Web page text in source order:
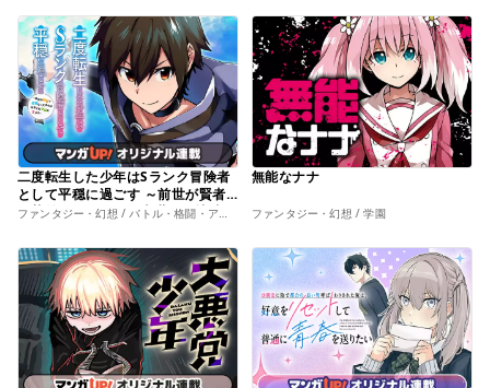
二度転生した少年はSランク冒険者
として平穏に過ごす ～前世が賢者
で英雄だったボクは来世では地味に
無能なナナ
ファンタジー・幻想 / 学園